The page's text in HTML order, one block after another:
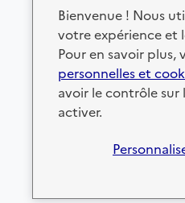
Bienvenue ! Nous
votre expérience et
Pour en savoir plus,
personnelles et
avoir le contrôle sur
activer.